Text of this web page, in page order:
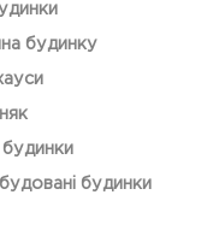
будинку
будинки
будинки